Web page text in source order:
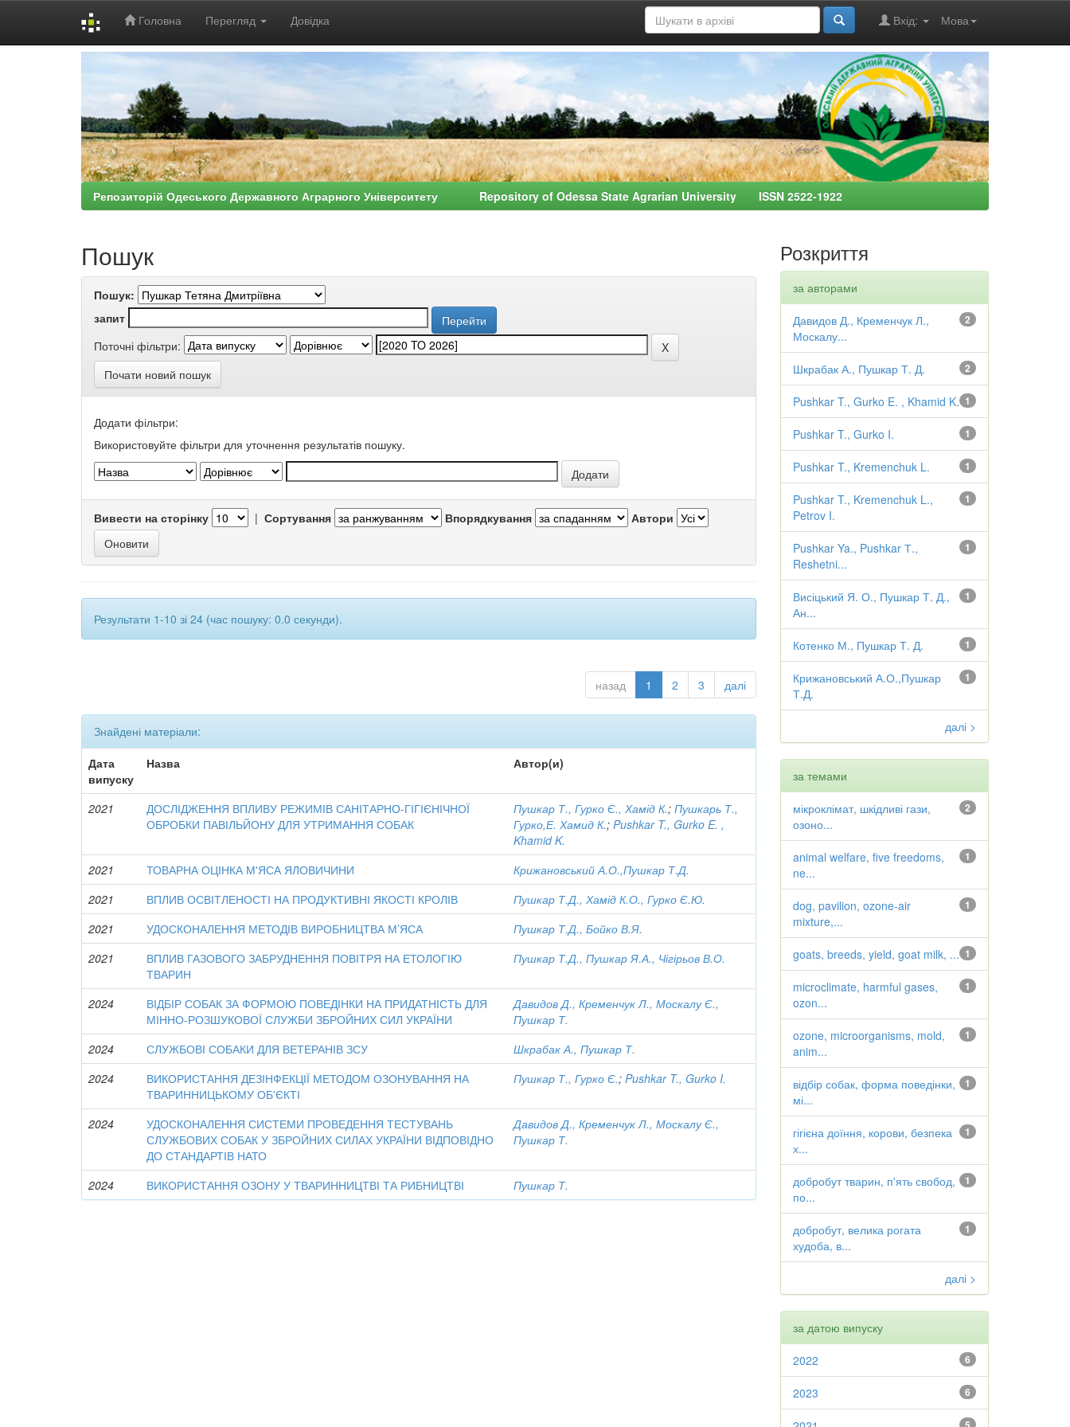
Головна Перегляд Довідка Мова
Вхід:
Репозиторій Одеського Державного Аграрного Університету Repository of Odessa State Agrarian University ISSN 2522-1922
Пошук
Пошук:
запит
Поточні фільтри:
Почати новий пошук
Додати фільтри:
Використовуйте фільтри для уточнення результатів пошуку.
Вивести на сторінку | Сортування Впорядкування Автори
Результати 1-10 зі 24 (час пошуку: 0.0 секунди).
назад 1 2 3 далі
Знайдені матеріали:
Дата
випуску
Назва Автор(и)
2021
ДОСЛІДЖЕННЯ ВПЛИВУ РЕЖИМІВ САНІТАРНО-ГІГІЄНІЧНОЇ
ОБРОБКИ ПАВІЛЬЙОНУ ДЛЯ УТРИМАННЯ СОБАК
Пушкар Т., Гурко Є., Хамід К.;Пушкарь Т.,
Гурко,Е. Хамид К.;Pushkar T., Gurko E. ,
Khamid K.
2021
ТОВАРНА ОЦІНКА М'ЯСА ЯЛОВИЧИНИ
Крижановський А.О.,Пушкар Т.Д.
2021
ВПЛИВ ОСВІТЛЕНОСТІ НА ПРОДУКТИВНІ ЯКОСТІ КРОЛІВ
Пушкар Т.Д., Хамід К.О., Гурко Є.Ю.
2021
УДОСКОНАЛЕННЯ МЕТОДІВ ВИРОБНИЦТВА М’ЯСА
Пушкар Т.Д., Бойко В.Я.
2021
ВПЛИВ ГАЗОВОГО ЗАБРУДНЕННЯ ПОВІТРЯ НА ЕТОЛОГІЮ
ТВАРИН
Пушкар Т.Д., Пушкар Я.А., Чігірьов В.О.
2024
ВІДБІР СОБАК ЗА ФОРМОЮ ПОВЕДІНКИ НА ПРИДАТНІСТЬ ДЛЯ
МІННО-РОЗШУКОВОЇ СЛУЖБИ ЗБРОЙНИХ СИЛ УКРАЇНИ
Давидов Д., Кременчук Л., Москалу Є.,
Пушкар Т.
2024
СЛУЖБОВІ СОБАКИ ДЛЯ ВЕТЕРАНІВ ЗСУ
Шкрабак А., Пушкар Т.
2024
ВИКОРИСТАННЯ ДЕЗІНФЕКЦІЇ МЕТОДОМ ОЗОНУВАННЯ НА
ТВАРИННИЦЬКОМУ ОБ'ЄКТІ
Пушкар Т., Гурко Є.;Pushkar T., Gurko I.
2024
УДОСКОНАЛЕННЯ СИСТЕМИ ПРОВЕДЕННЯ ТЕСТУВАНЬ
СЛУЖБОВИХ СОБАК У ЗБРОЙНИХ СИЛАХ УКРАЇНИ ВІДПОВІДНО
ДО СТАНДАРТІВ НАТО
Давидов Д., Кременчук Л., Москалу Є.,
Пушкар Т.
2024 ВИКОРИСТАННЯ ОЗОНУ У ТВАРИННИЦТВІ ТА РИБНИЦТВІ Пушкар Т.
Розкриття
за авторами
2
Давидов Д., Кременчук Л.,
Москалу...
2
Шкрабак А., Пушкар Т. Д.
1
Pushkar T., Gurko E. , Khamid K.
1
Pushkar T., Gurko I.
1
Pushkar T., Kremenchuk L.
1
Pushkar T., Kremenchuk L.,
Petrov I.
1
Pushkar Ya., Pushkar Т.,
Reshetni...
1
Висіцький Я. О., Пушкар Т. Д.,
Ан...
1
Котенко М., Пушкар Т. Д.
1
Крижановський А.О.,Пушкар
Т.Д.
далі >
за темами
2
мікроклімат, шкідливі гази,
озоно...
1
animal welfare, five freedoms,
ne...
1
dog, pavilion, ozone-air
mixture,...
1
goats, breeds, yield, goat milk, ...
1
microclimate, harmful gases,
ozon...
1
ozone, microorganisms, mold,
anim...
1
відбір собак, форма поведінки,
мі...
1
гігієна доїння, корови, безпека
х...
1
добробут тварин, п'ять свобод,
по...
1
добробут, велика рогата
худоба, в...
далі >
за датою випуску
6
2022
6
2023